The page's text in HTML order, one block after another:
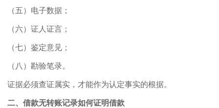
（五）电子数据；
（六）证人证言；
（七）鉴定意见；
（八）勘验笔录。
证据必须查证属实，才能作为认定事实的根据。
二、借款无转账记录如何证明借款